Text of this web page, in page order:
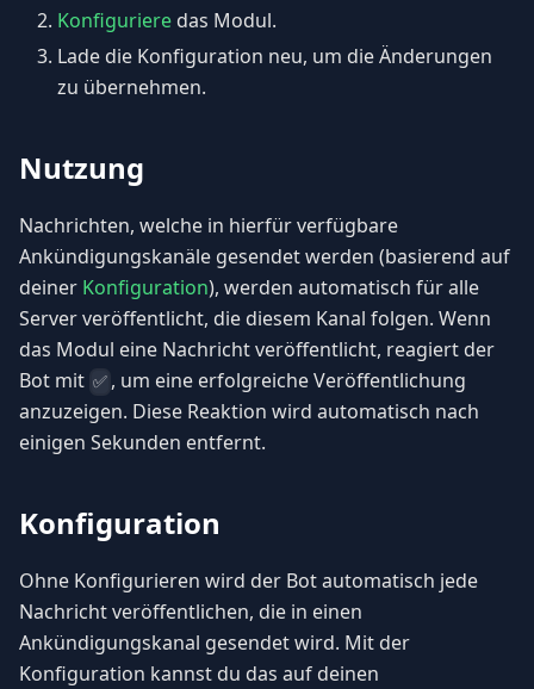
Konfiguriere das Modul.
Lade die Konfiguration neu, um die Änderungen
zu übernehmen.
Nutzung
Nachrichten, welche in hierfür verfügbare
Ankündigungskanäle gesendet werden (basierend auf
deiner Konfiguration), werden automatisch für alle
Server veröffentlicht, die diesem Kanal folgen. Wenn
das Modul eine Nachricht veröffentlicht, reagiert der
Bot mit ✅ , um eine erfolgreiche Veröffentlichung
anzuzeigen. Diese Reaktion wird automatisch nach
einigen Sekunden entfernt.
Konfiguration
Ohne Konfigurieren wird der Bot automatisch jede
Nachricht veröffentlichen, die in einen
Ankündigungskanal gesendet wird. Mit der
Konfiguration kannst du das auf deinen